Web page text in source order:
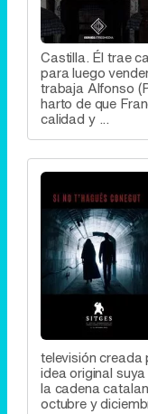
Castilla. Él trae
para luego
trabaja Alfonso
harto de que
calidad y ...
televisión creada
idea original
la cadena
octubre y